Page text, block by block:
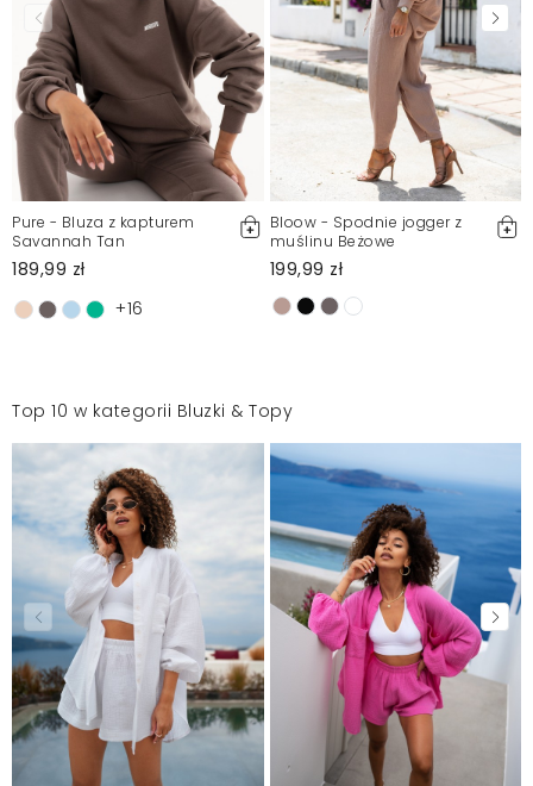
Pure - Bluza z kapturem
Savannah Tan
189,99 zł
+16
Bloow - Spodnie jogger z
muślinu Beżowe
199,99 zł
Top 10 w kategorii Bluzki & Topy